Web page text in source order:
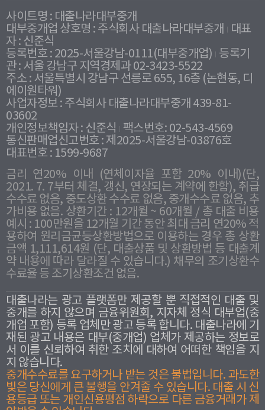
사이트명 : 대출나라대부중개
대부중개업 상호명 : 주식회사 대출나라대부중개
대표
자 : 신준식
등록번호 : 2025-서울강남-0111(대부중개업) 등록기
관 : 서울 강남구 지역경제과 02-3423-5522
주소 : 서울특별시 강남구 선릉로 655, 16층 (논현동, 디
에이원타워)
사업자정보 : 주식회사 대출나라대부중개 439-81-
03602
개인정보책임자 : 신준식
팩스번호: 02-543-4569
통신판매업신고번호 : 제2025-서울강남-03876호
대표번호 : 1599-9687
금리 연20% 이내 (연체이자율 포함 20% 이내)(단,
2021. 7. 7부터 체결, 갱신, 연장되는 계약에 한함), 취급
수수료 없음, 중도상환 수수료 없음, 중개수수료 없음, 추
가비용 없음. 상환기간 : 12개월 ~ 60개월 / 총 대출 비용
예시 : 100만원을 12개월 기간 동안 최대 금리 연20% 적
용하여 원리금균등상환방법으로 이용하는 경우 총 상환
금액 1,111,614원 (단, 대출상품 및 상환방법 등 대출계
약 내용에 따라 달라질 수 있습니다.) 채무의 조기상환수
수료율 등 조기상환조건 없음.
대출나라는 광고 플랫폼만 제공할 뿐 직접적인 대출 및
중개를 하지 않으며 금융위원회, 지자체 정식 대부업(중
개업 포함) 등록 업체만 광고 등록 합니다. 대출나라에 기
재된 광고 내용은 대부(중개업) 업체가 제공하는 정보로
서 이를 신뢰하여 취한 조치에 대하여 어떠한 책임을 지
지 않습니다.
중개수수료를 요구하거나 받는 것은 불법입니다. 과도한
빛은 당신에게 큰 불행을 안겨줄 수 있습니다. 대출 시 신
용등급 또는 개인신용평점 하락으로 다른 금융거래가 제